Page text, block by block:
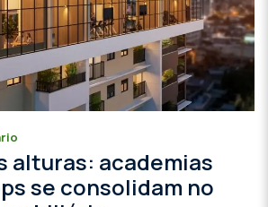
alturas: academias
se consolidam no